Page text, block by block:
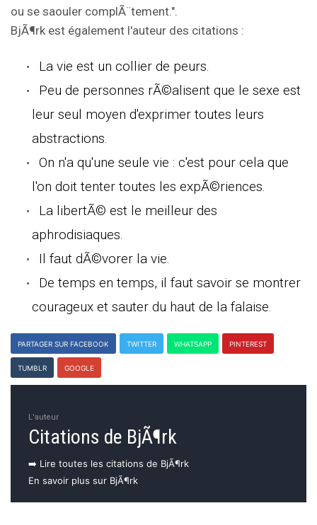
ou se saouler complÃ¨tement.".
BjÃ¶rk est également l'auteur des citations :
La vie est un collier de peurs.
Peu de personnes rÃ©alisent que le sexe est
leur seul moyen d'exprimer toutes leurs
abstractions.
On n'a qu'une seule vie : c'est pour cela que
l'on doit tenter toutes les expÃ©riences.
La libertÃ© est le meilleur des
aphrodisiaques.
Il faut dÃ©vorer la vie.
De temps en temps, il faut savoir se montrer
courageux et sauter du haut de la falaise.
PARTAGER SUR FACEBOOK TWITTER WHATSAPP PINTEREST
TUMBLR GOOGLE
L'auteur
Citations de BjÃ¶rk
➡️ Lire toutes les citations de BjÃ¶rk
En savoir plus sur BjÃ¶rk